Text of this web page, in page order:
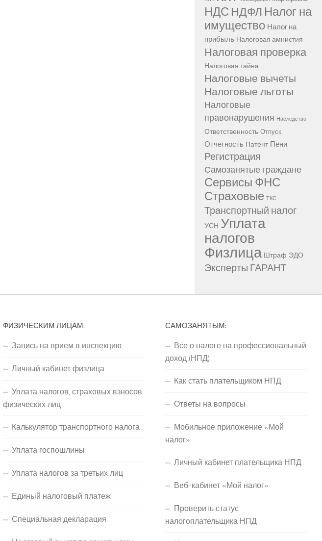
НДС НДФЛ Налог на
имущество Налог на
прибыль Налоговая амнистия
Налоговая проверка
Налоговая тайна
Налоговые вычеты
Налоговые льготы
Налоговые
правонарушения Наследство
Ответственность Отпуск
Отчетность Патент Пени
Регистрация
Самозанятые граждане
Сервисы ФНС
Страховые ТКС
Транспортный налог
УСН Уплата
налогов
Физлица Штраф ЭДО
Эксперты ГАРАНТ
ФИЗИЧЕСКИМ ЛИЦАМ:
Запись на прием в инспекцию
Личный кабинет физлица
Уплата налогов, страховых взносов
физических лиц
Калькулятор транспортного налога
Уплата госпошлины
Уплата налогов за третьих лиц
Единый налоговый платеж
Специальная декларация
САМОЗАНЯТЫМ:
Все о налоге на профессиональный
доход (НПД)
Как стать плательщиком НПД
Ответы на вопросы
Мобильное приложение «Мой
налог»
Личный кабинет плательщика НПД
Веб-кабинет «Мой налог»
Проверить статус
налогоплательщика НПД